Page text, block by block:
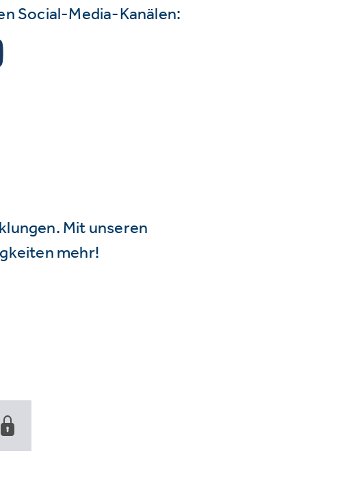
Social-Media-Kanälen:
Mit unseren
mehr!